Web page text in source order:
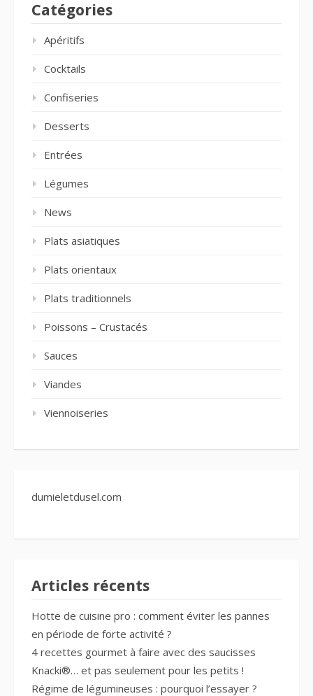
Catégories
Apéritifs
Cocktails
Confiseries
Desserts
Entrées
Légumes
News
Plats asiatiques
Plats orientaux
Plats traditionnels
Poissons – Crustacés
Sauces
Viandes
Viennoiseries
dumieletdusel.com
Articles récents
Hotte de cuisine pro : comment éviter les pannes
en période de forte activité ?
4 recettes gourmet à faire avec des saucisses
Knacki®… et pas seulement pour les petits !
Régime de légumineuses : pourquoi l’essayer ?